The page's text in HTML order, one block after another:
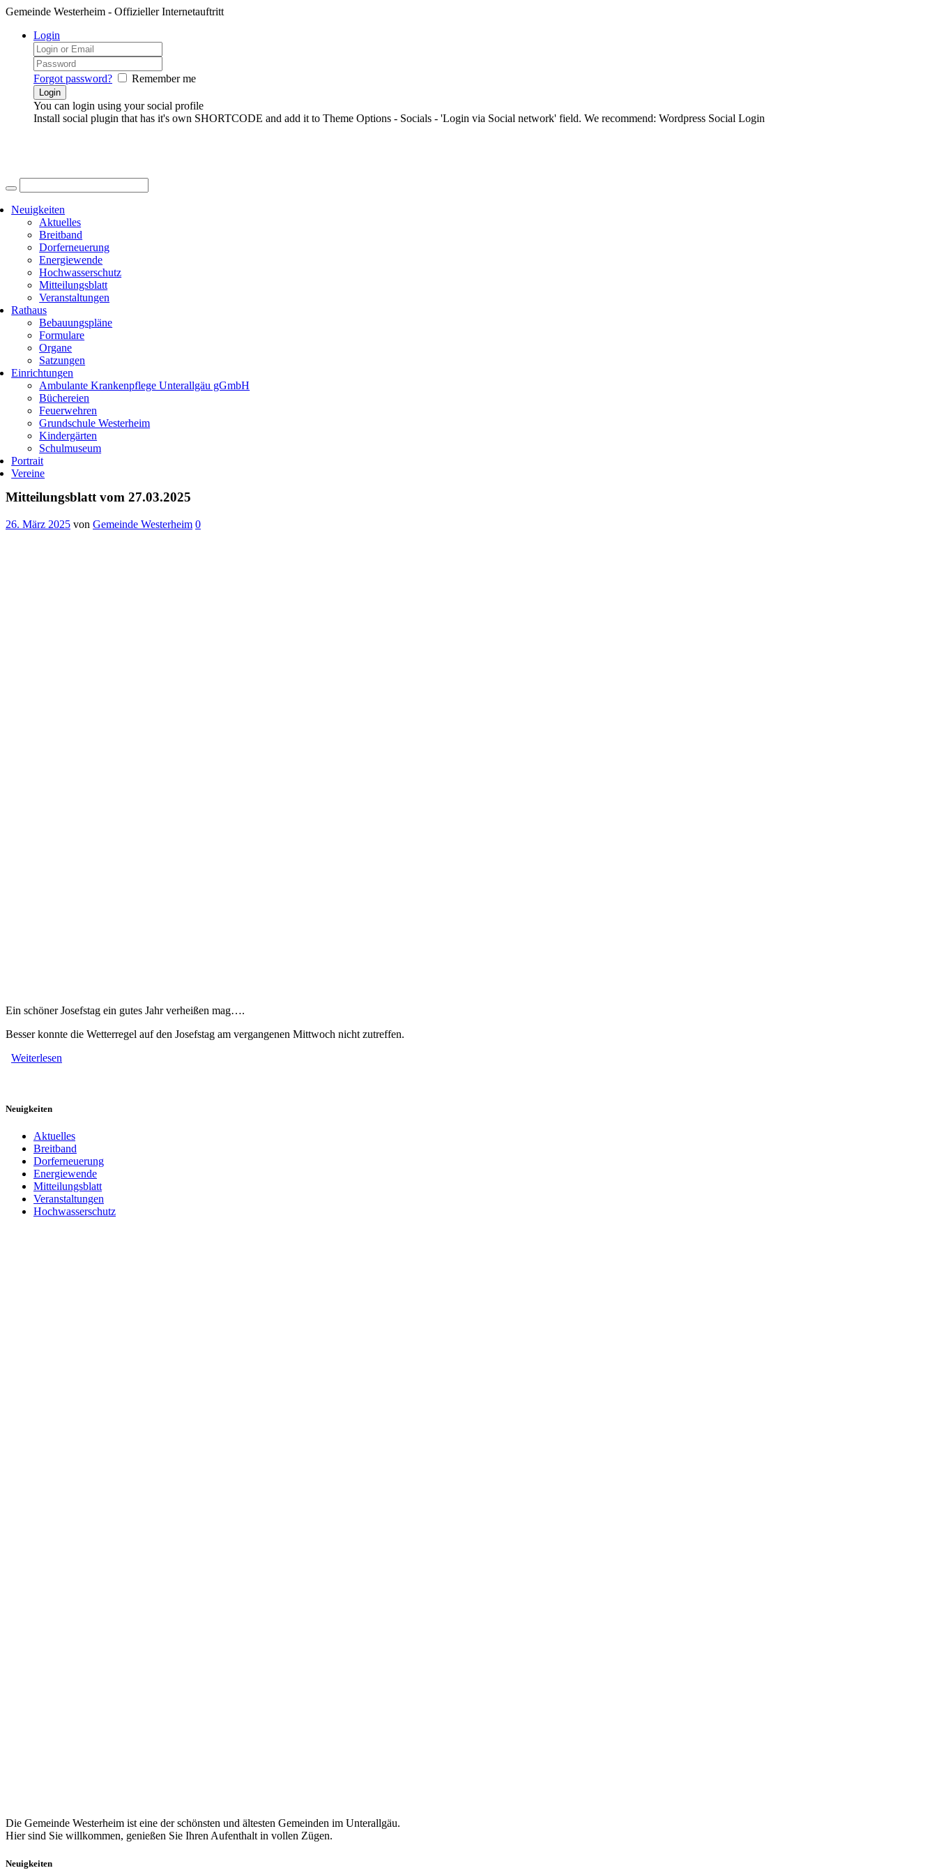
Gemeinde Westerheim - Offizieller Internetauftritt
Login
Forgot password? Remember me
You can login using your social profile
Install social plugin that has it's own SHORTCODE and add it to Theme Options - Socials - 'Login via Social network' field. We recommend: Wordpress Social Login
Neuigkeiten
Aktuelles
Breitband
Dorferneuerung
Energiewende
Hochwasserschutz
Mitteilungsblatt
Veranstaltungen
Rathaus
Bebauungspläne
Formulare
Organe
Satzungen
Einrichtungen
Ambulante Krankenpflege Unterallgäu gGmbH
Büchereien
Feuerwehren
Grundschule Westerheim
Kindergärten
Schulmuseum
Portrait
Vereine
Mitteilungsblatt vom 27.03.2025
26. März 2025 von Gemeinde Westerheim 0
Ein schöner Josefstag ein gutes Jahr verheißen mag….
Besser konnte die Wetterregel auf den Josefstag am vergangenen Mittwoch nicht zutreffen.
Weiterlesen
Neuigkeiten
Aktuelles
Breitband
Dorferneuerung
Energiewende
Mitteilungsblatt
Veranstaltungen
Hochwasserschutz
Die Gemeinde Westerheim ist eine der schönsten und ältesten Gemeinden im Unterallgäu.
Hier sind Sie willkommen, genießen Sie Ihren Aufenthalt in vollen Zügen.
Neuigkeiten